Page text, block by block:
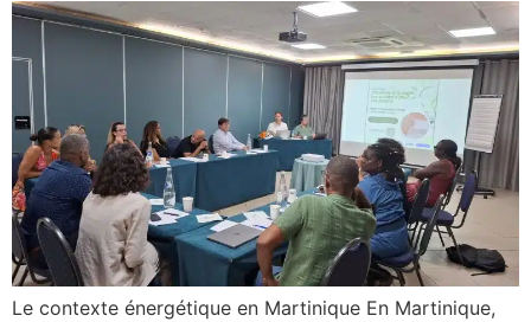
Le contexte énergétique en Martinique En Martinique,